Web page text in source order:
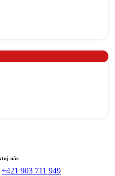
nás
+421 903 711 949